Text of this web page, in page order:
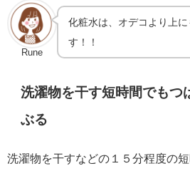
Rune
化粧水は、オデコより上
す！！
洗濯物を干す短時間でもつ
ぶる
洗濯物を干すなどの１５分程度の